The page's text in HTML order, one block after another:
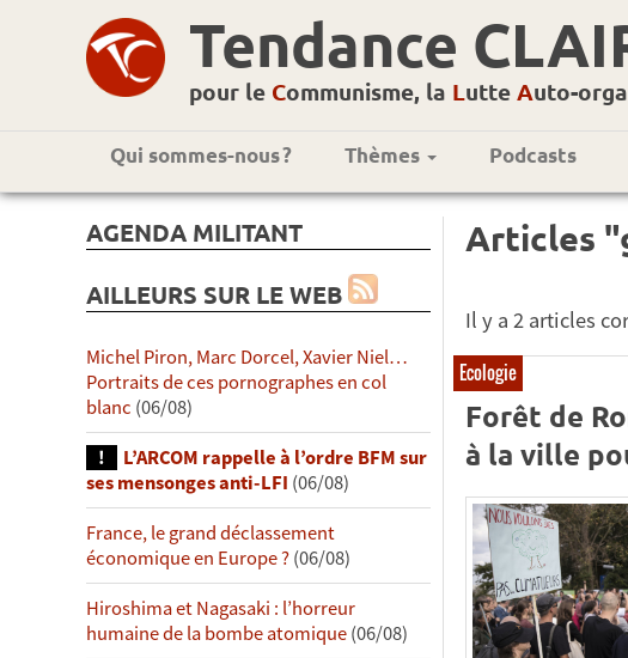
Tendance
pour le Communisme, la Lutte Auto-
Qui sommes-nous ? Thèmes Podcasts
AGENDA MILITANT
AILLEURS SUR LE WEB
Michel Piron, Marc Dorcel, Xavier Niel…
Portraits de ces pornographes en col
blanc (06/08)
L’ARCOM rappelle à l’ordre BFM sur
ses mensonges anti-LFI (06/08)
France, le grand déclassement
économique en Europe ?(06/08)
Hiroshima et Nagasaki : l’horreur
humaine de la bombe atomique(06/08)
Articles
Il y a 2 articles
Ecologie
Forêt de
à la ville